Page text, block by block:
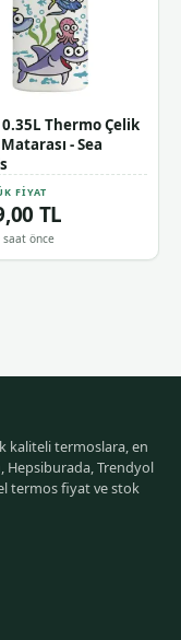
Thermo Çelik
- Sea
FIYAT
TL
saat önce
kaliteli termoslara, en
Hepsiburada, Trendyol
termos fiyat ve stok